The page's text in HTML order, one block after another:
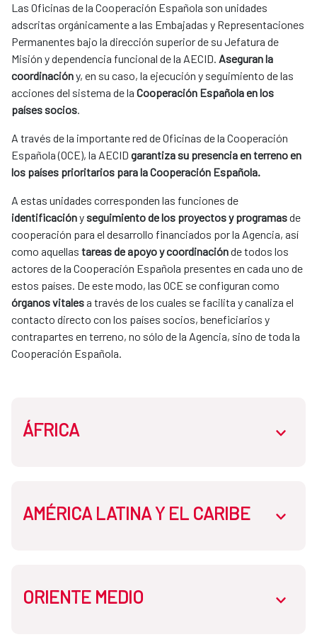
Las Oficinas de la Cooperación Española son unidades
adscritas orgánicamente a las Embajadas y Representaciones
Permanentes bajo la dirección superior de su Jefatura de
Misión y dependencia funcional de la AECID. Aseguran la
coordinación y, en su caso, la ejecución y seguimiento de las
acciones del sistema de la Cooperación Española en los
países socios.
A través de la importante red de Oficinas de la Cooperación
Española (OCE), la AECID garantiza su presencia en terreno en
los países prioritarios para la Cooperación Española.
identificación y seguimiento de los proyectos y programas de
cooperación para el desarrollo financiados por la Agencia, así
como aquellas tareas de apoyo y coordinación de todos los
actores de la Cooperación Española presentes en cada uno de
órganos vitales a través de los cuales se facilita y canaliza el
contacto directo con los países socios, beneficiarios y
contrapartes en terreno, no sólo de la Agencia, sino de toda la
Cooperación Española.
ÁFRICA
Oficina de la Cooperación Española:
Argelia
AMÉRICA LATINA Y EL CARIBE
Oficina de la Cooperación Española: Bolivia
ORIENTE MEDIO